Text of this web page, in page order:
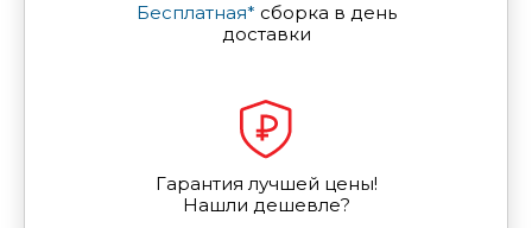
Бесплатная* сборка в день
доставки
Гарантия лучшей цены!
Нашли дешевле?